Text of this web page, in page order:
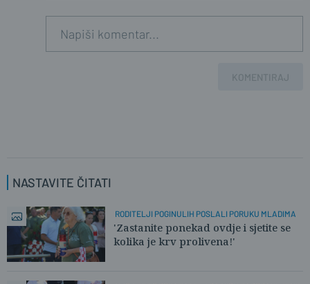
KOMENTIRAJ
NASTAVITE ČITATI
RODITELJI POGINULIH POSLALI PORUKU MLADIMA
'Zastanite ponekad ovdje i sjetite se
kolika je krv prolivena!'